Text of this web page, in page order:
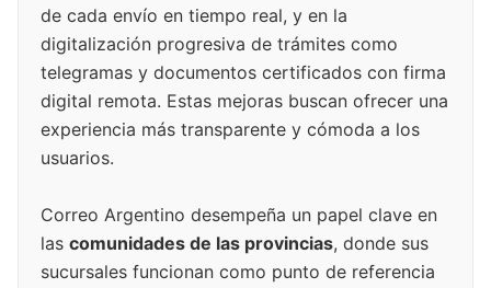
de cada envío en tiempo real, y en la
digitalización progresiva de trámites como
telegramas y documentos certificados con firma
digital remota. Estas mejoras buscan ofrecer una
experiencia más transparente y cómoda a los
usuarios.
Correo Argentino desempeña un papel clave en
las comunidades de las provincias, donde sus
sucursales funcionan como punto de referencia